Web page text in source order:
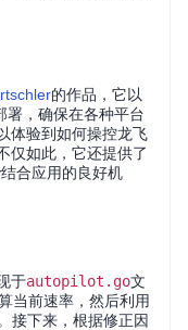
的作品，它以
署，确保在各种平台
体验到如何操控龙飞
仅如此，它还提供了
合应用的良好机
于autopilot.go文
当前速率，然后利用
接下来，根据修正因